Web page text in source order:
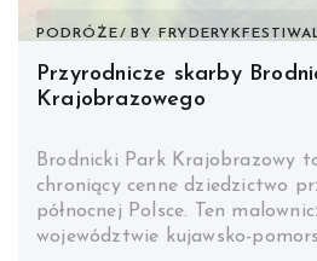
PODRÓŻE BY
Przyrodnicze skarby
Krajobrazowego
Brodnicki Park Krajobrazowy
chroniący cenne dziedzictwo
północnej Polsce. Ten
województwie kujawsko-